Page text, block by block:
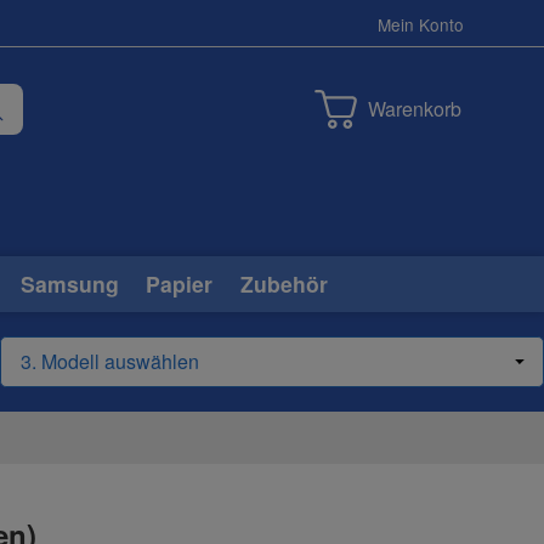
Mein Konto
Warenkorb
Samsung Papier Zubehör